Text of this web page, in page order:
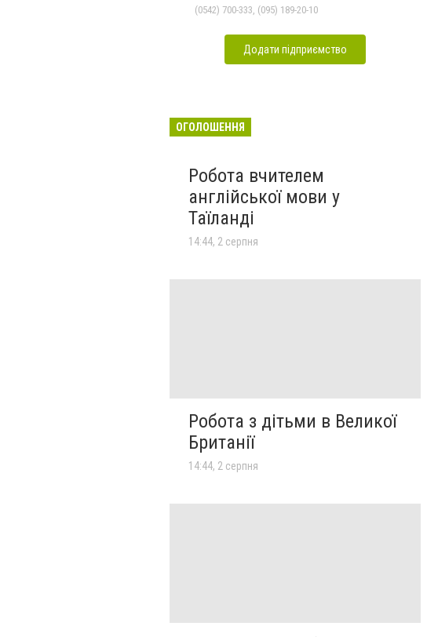
дорослих та дітей
(0542) 700-333, (095) 189-20-10
Додати підприємство
ОГОЛОШЕННЯ
Робота вчителем
англійської мови у
Таїланді
14:44, 2 серпня
Робота з дітьми в Великої
Британії
14:44, 2 серпня